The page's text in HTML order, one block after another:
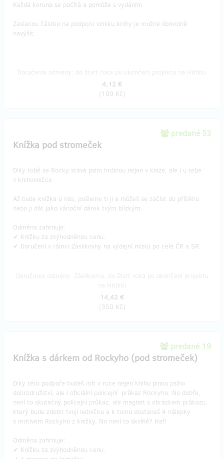
Každá koruna se počítá a pomůže s vydáním.
Zaslanou částku na podporu vzniku knihy je možné libovolně
navýšit.
4,12 €
(100 Kč)
predané 53
Knížka pod stromeček
Díky tobě se Rocky stává psím hrdinou nejen v knize, ale i u tebe
v knihovničce.
Až bude knížka u nás, pošleme ti ji a můžeš se začíst do příběhu
nebo ji dát jako vánoční dárek tvým blízkým.
Odměna zahrnuje:
​✔ Knížku za zvýhodněnou cenu.
✔ Doručení v rámci Zásilkovny na výdejní místo po celé ČR a SR.
14,42 €
(350 Kč)
predané 19
Knížka s dárkem od Rockyho (pod stromeček)
Díky této podpoře budeš mít v ruce nejen knihu plnou psího
dobrodružství, ale i oficiální policejní průkaz Rockyho. No dobře,
není to skutečný policejní průkaz, ale magnet s obrázkem průkazu,
který bude zdobit tvoji ledničku a k tomu dostaneš 4 nálepky
s motivem Rockyho z knížky. No není to skvělé? Haf!
Odměna zahrnuje:
​✔ Knížku za zvýhodněnou cenu.